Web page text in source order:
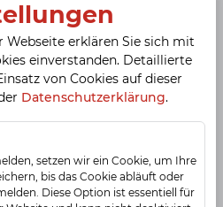
erklären Sie sich mit
einverstanden. Detaillierte
von Cookies auf dieser
Datenschutzerklärung.
setzen wir ein Cookie, um Ihre
bis das Cookie abläuft oder
Diese Option ist essentiell für